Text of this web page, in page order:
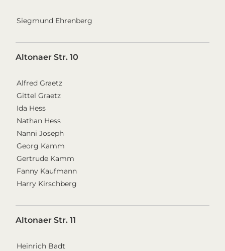
Siegmund Ehrenberg
Altonaer Str. 10
Alfred Graetz
Gittel Graetz
Ida Hess
Nathan Hess
Nanni Joseph
Georg Kamm
Gertrude Kamm
Fanny Kaufmann
Harry Kirschberg
Altonaer Str. 11
Heinrich Badt